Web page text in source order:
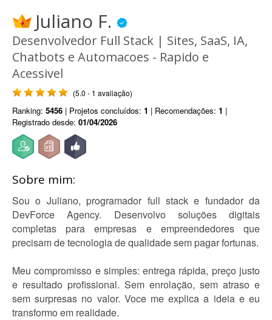
Juliano F.
Desenvolvedor Full Stack | Sites, SaaS, IA,
Chatbots e Automacoes - Rapido e
Acessivel
(5.0 - 1 avaliação)
Ranking: 5456 | Projetos concluídos: 1 | Recomendações: 1 |
Registrado desde: 01/04/2026
Sobre mim:
Sou o Juliano, programador full stack e fundador da
DevForce Agency. Desenvolvo soluções digitais
completas para empresas e empreendedores que
precisam de tecnologia de qualidade sem pagar fortunas.
Meu compromisso e simples: entrega rápida, preço justo
e resultado profissional. Sem enrolação, sem atraso e
sem surpresas no valor. Voce me explica a ideia e eu
transformo em realidade.